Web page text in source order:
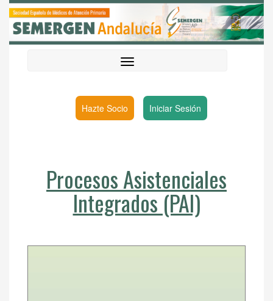
Hazte Socio Iniciar Sesión
Procesos Asistenciales
Integrados (PAI)